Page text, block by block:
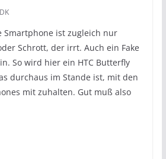
Smartphone ist zugleich nur
Schrott, der irrt. Auch ein Fake
So wird hier ein HTC Butterfly
durchaus im Stande ist, mit den
mit zuhalten. Gut muß also